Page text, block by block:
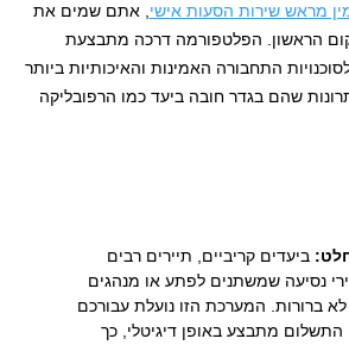
מראש שירות הסעות אישי , אתם שמים את
הראשון. הפלטפורמה דרכה מתבצעת
התחבורה האמינות והאיכותיות ביותר
שהם בגדר חובה ביעד כמו הרפובליקה
ביעדים קריביים, תיירים רבים
נסיעה שמשתנים לפתע או מנהגים
ברורות. המערכת הזו נועלת עבורכם
מתבצע באופן דיגיטלי, כך